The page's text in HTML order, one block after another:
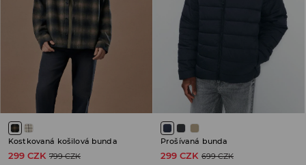
Kostkovaná košilová bunda
299 CZK 799 CZK
Prošívaná bunda
299 CZK 699 CZK